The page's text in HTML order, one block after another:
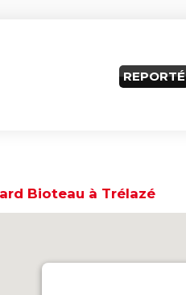
REPORTÉ
Bioteau à Trélazé